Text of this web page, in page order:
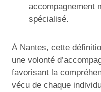
accompagnement
spécialisé.
À Nantes, cette
une volonté
favorisant la
vécu de chaque